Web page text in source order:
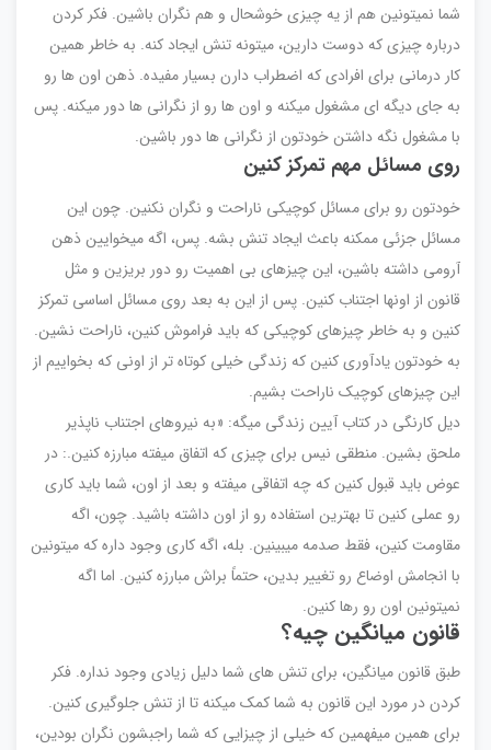
شما نمیتونین هم از یه چیزی خوشحال و هم نگران باشین. فکر کردن
درباره چیزی که دوست دارین، میتونه تنش ایجاد کنه. به خاطر همین
کار درمانی برای افرادی که اضطراب دارن بسیار مفیده. ذهن اون ها رو
به جای دیگه ای مشغول میکنه و اون ها رو از نگرانی ها دور میکنه. پس
با مشغول نگه داشتن خودتون از نگرانی ها دور باشین.
روی مسائل مهم تمرکز کنین
خودتون رو برای مسائل کوچیکی ناراحت و نگران نکنین. چون این
مسائل جزئی ممکنه باعث ایجاد تنش بشه. پس، اگه میخوایین ذهن
آرومی داشته باشین، این چیزهای بی اهمیت رو دور بریزین و مثل
قانون از اونها اجتناب کنین. پس از این به بعد روی مسائل اساسی تمرکز
کنین و به خاطر چیزهای کوچیکی که باید فراموش کنین، ناراحت نشین.
به خودتون یادآوری کنین که زندگی خیلی کوتاه تر از اونی که بخواییم از
این چیزهای کوچیک ناراحت بشیم.
دیل کارنگی در کتاب آیین زندگی میگه: «به نیروهای اجتناب ناپذیر
ملحق بشین. منطقی نیس برای چیزی که اتفاق میفته مبارزه کنین.: در
عوض باید قبول کنین که چه اتفاقی میفته و بعد از اون، شما باید کاری
رو عملی کنین تا بهترین استفاده رو از اون داشته باشید. چون، اگه
مقاومت کنین، فقط صدمه میبینین. بله، اگه کاری وجود داره که میتونین
با انجامش اوضاع رو تغییر بدین، حتماً براش مبارزه کنین. اما اگه
نمیتونین اون رو رها کنین.
قانون میانگین چیه؟
طبق قانون میانگین، برای تنش های شما دلیل زیادی وجود نداره. فکر
کردن در مورد این قانون به شما کمک میکنه تا از تنش جلوگیری کنین.
برای همین میفهمین که خیلی از چیزایی که شما راجبشون نگران بودین،